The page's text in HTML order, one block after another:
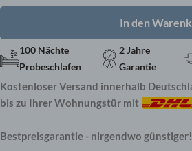
In den
100 Nächte
Probeschlafen
2 Jahre
Garantie
Kostenloser Versand innerhalb
bis zu Ihrer Wohnungstür mit
Bestpreisgarantie - nirgendwo günstiger!